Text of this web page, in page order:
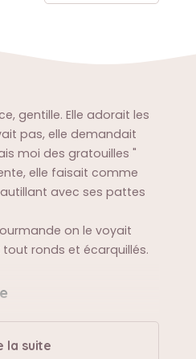
gentille. Elle adorait les
pas, elle demandait
moi des gratouilles "
elle faisait comme
avec ses pattes
on le voyait
ronds et écarquillés.
la suite